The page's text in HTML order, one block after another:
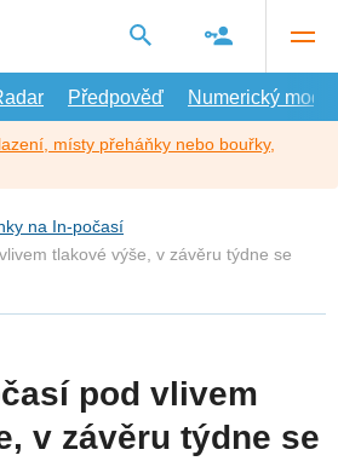
Předpověď Numerický model
místy přeháňky nebo bouřky,
na In-počasí
tlakové výše, v závěru týdne se
pod vlivem
v závěru týdne se